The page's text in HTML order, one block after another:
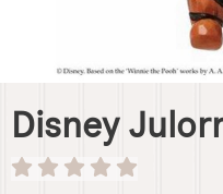
Disney